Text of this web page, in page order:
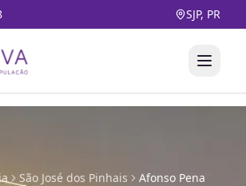
SJP, PR
São José dos Pinhais Afonso Pena